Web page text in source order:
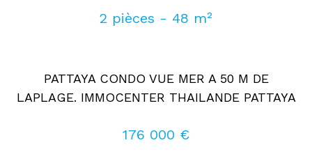
2 pièces - 48 m²
PATTAYA CONDO VUE MER A 50 M DE
LAPLAGE. IMMOCENTER THAILANDE PATTAYA
176 000 €